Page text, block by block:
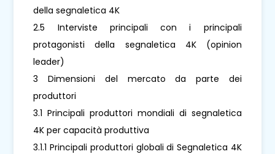
della segnaletica 4K
2.5 Interviste principali con i principali
protagonisti della segnaletica 4K (opinion
leader)
3 Dimensioni del mercato da parte dei
produttori
3.1 Principali produttori mondiali di segnaletica
4K per capacità produttiva
3.1.1 Principali produttori globali di Segnaletica 4K